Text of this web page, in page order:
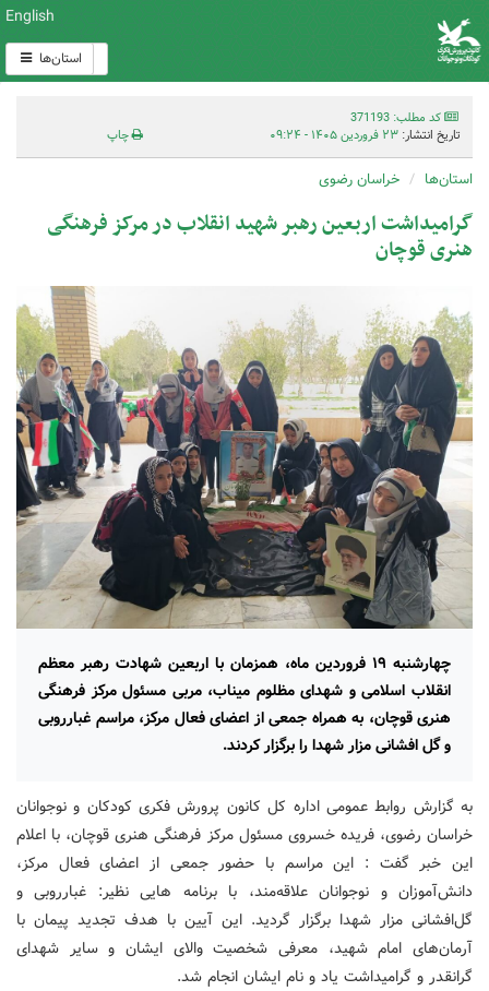
English
استان‌ها
کد مطلب: 371193
تاریخ انتشار: ۲۳ فروردین ۱۴۰۵ - ۰۹:۲۴ چاپ
استان‌ها خراسان رضوی
گرامیداشت اربعین رهبر شهید انقلاب در مرکز فرهنگی
هنری قوچان
چهارشنبه ۱۹ فروردین ماه، همزمان با اربعین شهادت رهبر معظم
انقلاب اسلامی و شهدای مظلوم میناب، مربی مسئول مرکز فرهنگی
هنری قوچان، به همراه جمعی از اعضای فعال مرکز، مراسم غبارروبی
و گل افشانی مزار شهدا را برگزار کردند.
به گزارش روابط عمومی اداره کل کانون پرورش فکری کودکان و نوجوانان
خراسان رضوی، فریده خسروی مسئول مرکز فرهنگی هنری قوچان، با اعلام
این خبر گفت : این مراسم با حضور جمعی از اعضای فعال مرکز،
دانش‌آموزان و نوجوانان علاقه‌مند، با برنامه هایی نظیر: غبارروبی و
گل‌افشانی مزار شهدا برگزار گردید. این آیین با هدف تجدید پیمان با
آرمان‌های امام شهید، معرفی شخصیت والای ایشان و سایر شهدای
گرانقدر و گرامیداشت یاد و نام ایشان انجام شد.